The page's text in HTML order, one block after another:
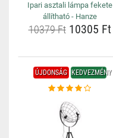
Ipari asztali lámpa fekete
állítható - Hanze
10379 Ft10305 Ft
ÚJDONSÁG KEDVEZMÉNY